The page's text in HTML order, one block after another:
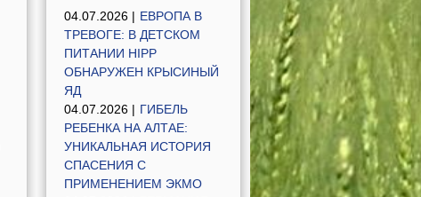
04.07.2026 | ЕВРОПА В
ТРЕВОГЕ: В ДЕТСКОМ
ПИТАНИИ HIPP
ОБНАРУЖЕН КРЫСИНЫЙ
ЯД
04.07.2026 | ГИБЕЛЬ
РЕБЕНКА НА АЛТАЕ:
УНИКАЛЬНАЯ ИСТОРИЯ
СПАСЕНИЯ С
ПРИМЕНЕНИЕМ ЭКМО